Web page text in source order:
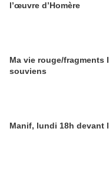
l’œuvre d’Homère
Ma vie rouge/fragments
souviens
Manif, lundi 18h devant